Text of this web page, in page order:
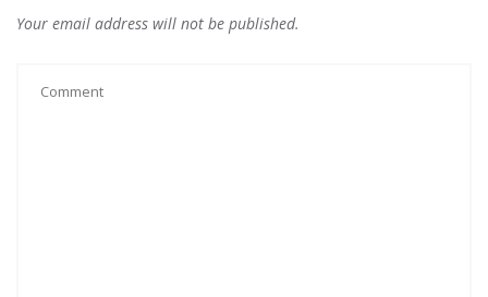
Your email address will not be published.